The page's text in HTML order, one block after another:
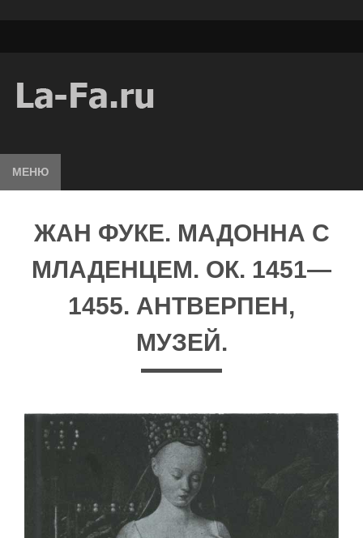
МЕНЮ
ЖАН ФУКЕ. МАДОННА С
МЛАДЕНЦЕМ. ОК. 1451—
1455. АНТВЕРПЕН,
МУЗЕЙ.